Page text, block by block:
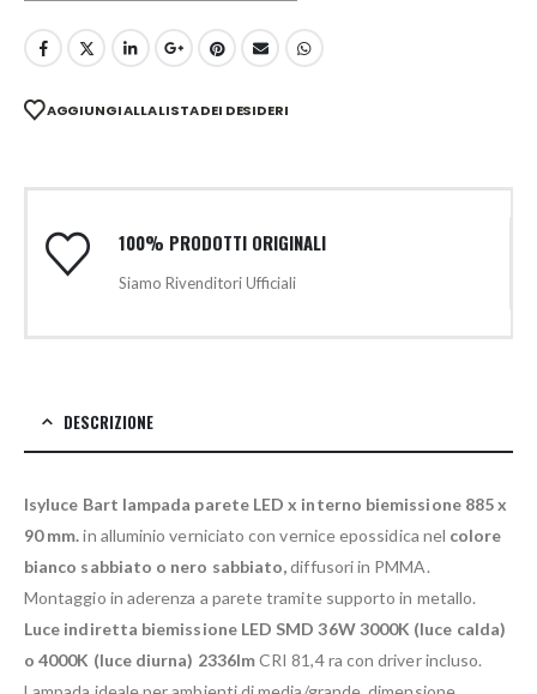
AGGIUNGI ALLA LISTA DEI DESIDERI
100% PRODOTTI ORIGINALI
Siamo Rivenditori Ufficiali
DESCRIZIONE
Isyluce Bart lampada parete LED x interno biemissione 885 x
90 mm.in alluminio verniciato con vernice epossidica nel colore
bianco sabbiato o nero sabbiato,diffusori in PMMA.
Montaggio in aderenza a parete tramite supporto in metallo.
Luce indiretta biemissione LED SMD 36W 3000K (luce calda)
o 4000K (luce diurna) 2336lmCRI 81,4 ra con driver incluso.